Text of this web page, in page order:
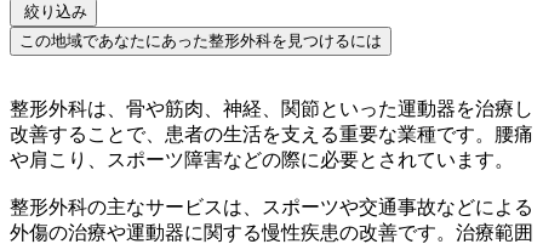
絞り込み
この地域であなたにあった整形外科を見つけるには
整形外科は、骨や筋肉、神経、関節といった運動器を治療し
改善することで、患者の生活を支える重要な業種です。腰痛
や肩こり、スポーツ障害などの際に必要とされています。
整形外科の主なサービスは、スポーツや交通事故などによる
外傷の治療や運動器に関する慢性疾患の改善です。治療範囲